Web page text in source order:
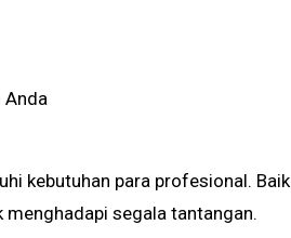
Anda
kebutuhan para profesional.
menghadapi segala tantangan.